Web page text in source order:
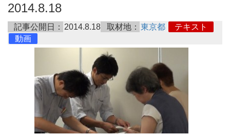
2014.8.18
記事公開日： 2014.8.18 取材地： 東京都
テキスト
動画